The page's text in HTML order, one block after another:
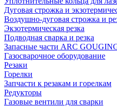
Дуговая строжка и
Воздушно-дуговая строжка и
Экзотермическая резка
Подводная сварка и резка
Запасные части ARC
Газосварочное оборудование
Резаки
Горелки
Запчасти к резакам и горелкам
Редукторы
Газовые вентили для сварки